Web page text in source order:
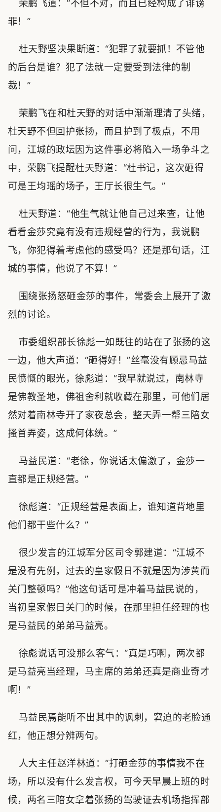
荣鹏飞道：“不但不对，而且已经构成了诽谤
罪！”
杜天野坚决果断道：“犯罪了就要抓！不管他
的后台是谁？犯了法就一定要受到法律的制
裁！”
荣鹏飞在和杜天野的对话中渐渐理清了头绪，
杜天野不但回护张扬，而且护到了极点，不用
问，江城的政坛因为这件事必将陷入一场争斗之
中，荣鹏飞提醒杜天野道：“杜书记，这次砸得
可是王均瑶的场子，王厅长很生气。”
杜天野道：“他生气就让他自己过来查，让他
看看金莎究竟有没有违规经营的行为，我说鹏
飞，你犯得着考虑他的感受吗？还是那句话，江
城的事情，他说了不算！”
围绕张扬怒砸金莎的事件，常委会上展开了激
烈的讨论。
市委组织部长徐彪一如既往的站在了张扬的这
一边，他大声道：“砸得好！”丝毫没有顾忌马益
民愤慨的眼光，徐彪道：“我早就说过，南林寺
是佛教圣地，佛祖舍利就收藏在那里，可他们居
然对着南林寺开了家夜总会，整天弄一帮三陪女
搔首弄姿，这成何体统。”
马益民道：“老徐，你说话太偏激了，金莎一
直都是正规经营。”
徐彪道：“正规经营是表面上，谁知道背地里
他们都干些什么？”
很少发言的江城军分区司令郭建道：“江城不
是没有先例，过去的皇家假日不就是因为涉黄而
关门整顿吗？”他这句话可是冲着马益民说的，
当初皇家假日关门的时候，在那里担任经理的也
是马益民的弟弟马益亮。
徐彪说话可没那么客气：“真是巧啊，两次都
是马益亮当经理，马主席的弟弟还真是商业奇才
啊！”
马益民焉能听不出其中的讽刺，窘迫的老脸通
红，他正想分辨两句。
人大主任赵洋林道：“打砸金莎的事情我不在
场，所以没有什么发言权，可今天早晨上班的时
候，两名三陪女拿着张扬的驾驶证去机场指挥部